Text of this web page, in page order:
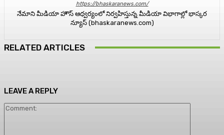
https://bhaskaranews.com/
నేమాని మీడియా హౌస్ ఆధ్వర్యంలో నిర్వహిస్తున్న మీడియా విభాగాల్లో భాస్కర
న్యూస్ (bhaskaranews.com)
RELATED ARTICLES
LEAVE A REPLY